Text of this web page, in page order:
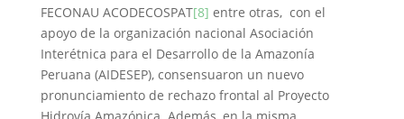
FECONAU ACODECOSPAT[8] entre otras, con el
apoyo de la organización nacional Asociación
Interétnica para el Desarrollo de la Amazonía
Peruana (AIDESEP), consensuaron un nuevo
pronunciamiento de rechazo frontal al Proyecto